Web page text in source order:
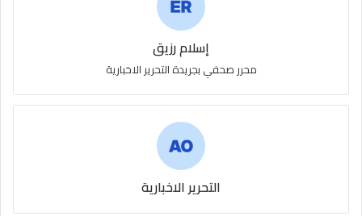
إسلام رزيق
محرر صحفي بجريدة التحرير الاخبارية
التحرير الاخبارية